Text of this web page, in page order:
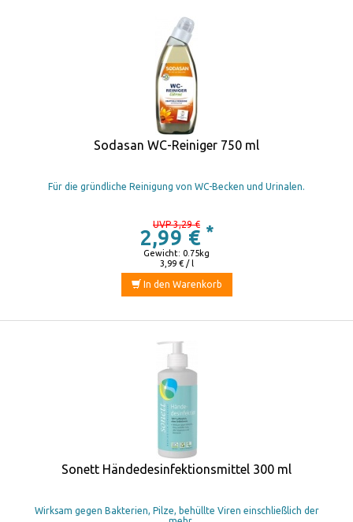
Sodasan WC-Reiniger 750 ml
Für die gründliche Reinigung von WC-Becken und Urinalen.
UVP 3,29 €
2,99 € *
3,99 € / l
Gewicht: 0.75kg
In den Warenkorb
Sonett Händedesinfektionsmittel 300 ml
Wirksam gegen Bakterien, Pilze, behüllte Viren einschließlich der